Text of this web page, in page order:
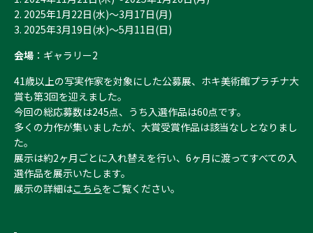
2. 2025年1月22日(水)～3月17日(月)
3. 2025年3月19日(水)～5月11日(日)
会場 ：ギャラリー2
41歳以上の写実作家を対象にした公募展、ホキ美術館プラチナ大
賞も第3回を迎えました。
今回の総応募数は245点、うち入選作品は60点です。
多くの力作が集いましたが、大賞受賞作品は該当なしとなりまし
た。
展示は約2ヶ月ごとに入れ替えを行い、6ヶ月に渡ってすべての入
選作品を展示いたします。
展示の詳細はこちらをご覧ください。